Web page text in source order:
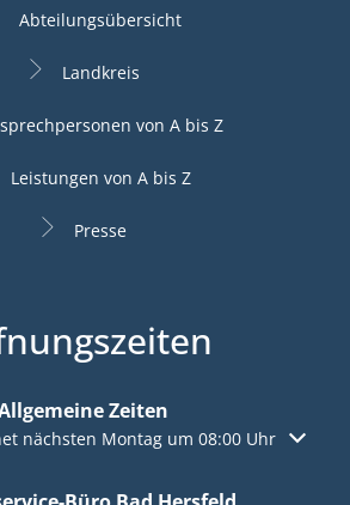
Abteilungsübersicht
Landkreis
von A bis Z
Leistungen von A bis Z
Presse
Zeiten
Öffnungs- oder Schließzeiten
nächsten Montag um 08:00 Uhr